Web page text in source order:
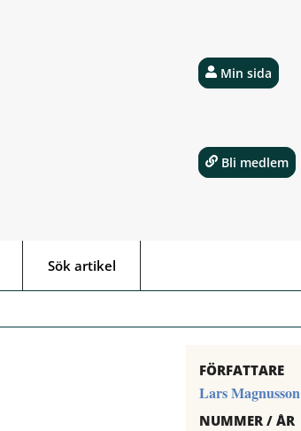
Sök artikel
Min sida
Bli medlem
FÖRFATTARE
Lars Magnusson
NUMMER / ÅR